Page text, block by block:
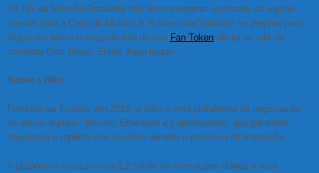
Os fãs da Seleção Brasileira não devem esperar novidades da equipe
apenas para a Copa do Mundo. A “Amarelinha” também se prepara para
lançar em breve o segundo lote do seu Fan Token oficial no site da
corretora Bitci Brasil. Então, fique ligado.
Sobre a Bitci
Fundada na Turquia, em 2018, a Bitci é uma plataforma de negociação
de ativos digitais. Bitcoin, Ethereum e Criptomoedas, que garantem
segurança e rapidez aos usuários durante o processo de transação.
A plataforma realiza cerca 1,2 bilhão de transações diárias e atua